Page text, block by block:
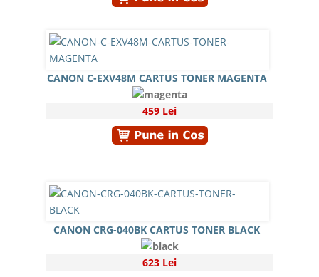
CANON C-EXV48M CARTUS TONER MAGENTA
459 Lei
CANON CRG-040BK CARTUS TONER BLACK
623 Lei